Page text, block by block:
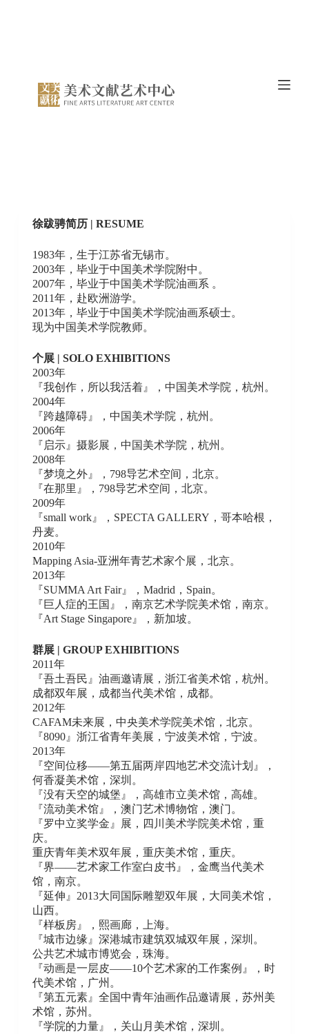
徐跋骋简历 | RESUME
1983年，生于江苏省无锡市。
2003年，毕业于中国美术学院附中。
2007年，毕业于中国美术学院油画系 。
2011年，赴欧洲游学。
2013年，毕业于中国美术学院油画系硕士。
现为中国美术学院教师。
个展 | SOLO EXHIBITIONS
2003年
『我创作，所以我活着』，中国美术学院，杭州。
2004年
『跨越障碍』，中国美术学院，杭州。
2006年
『启示』摄影展，中国美术学院，杭州。
2008年
『梦境之外』，798导艺术空间，北京。
『在那里』，798导艺术空间，北京。
2009年
『small work』，SPECTA GALLERY，哥本哈根，
丹麦。
2010年
Mapping Asia-亚洲年青艺术家个展，北京。
2013年
『SUMMA Art Fair』，Madrid，Spain。
『巨人症的王国』，南京艺术学院美术馆，南京。
『Art Stage Singapore』，新加坡。
群展 | GROUP EXHIBITIONS
2011年
『吾土吾民』油画邀请展，浙江省美术馆，杭州。
成都双年展，成都当代美术馆，成都。
2012年
CAFAM未来展，中央美术学院美术馆，北京。
『8090』浙江省青年美展，宁波美术馆，宁波。
2013年
『空间位移——第五届两岸四地艺术交流计划』，
何香凝美术馆，深圳。
『没有天空的城堡』，高雄市立美术馆，高雄。
『流动美术馆』，澳门艺术博物馆，澳门。
『罗中立奖学金』展，四川美术学院美术馆，重
庆。
重庆青年美术双年展，重庆美术馆，重庆。
『界——艺术家工作室白皮书』，金鹰当代美术
馆，南京。
『延伸』2013大同国际雕塑双年展，大同美术馆，
山西。
『样板房』，熙画廊，上海。
『城市边缘』深港城市建筑双城双年展，深圳。
公共艺术城市博览会，珠海。
『动画是一层皮——10个艺术家的工作案例』，时
代美术馆，广州。
『第五元素』全国中青年油画作品邀请展，苏州美
术馆，苏州。
『学院的力量』，关山月美术馆，深圳。